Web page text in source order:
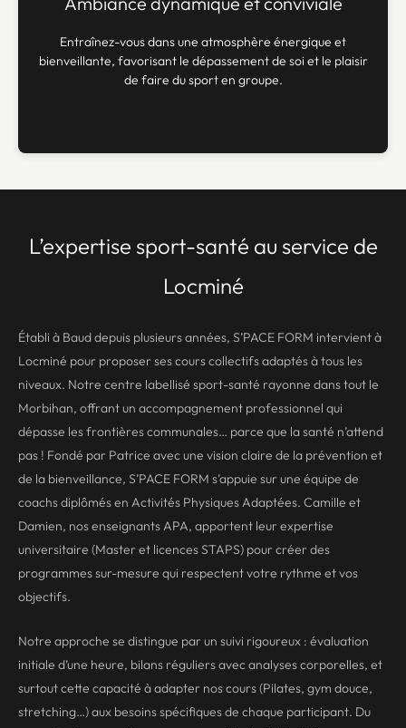
Entraînez-vous dans une atmosphère énergique et
bienveillante, favorisant le dépassement de soi et le plaisir
de faire du sport en groupe.
L’expertise sport-santé au service de
Locminé
Établi à Baud depuis plusieurs années, S’PACE FORM intervient à
Locminé pour proposer sescours collectifsadaptés à tous les
niveaux. Notre centre labellisé sport-santé rayonne dans tout le
Morbihan, offrant un accompagnement professionnel qui
dépasse les frontières communales… parce que la santé n’attend
pas ! Fondé par Patrice avec une vision claire de la prévention et
de la bienveillance, S’PACE FORM s’appuie sur une équipe de
coachs diplômés en Activités Physiques Adaptées. Camille et
Damien, nos enseignants APA, apportent leur expertise
universitaire (Master et licences STAPS) pour créer des
programmes sur-mesure qui respectent votre rythme et vos
objectifs.
Notre approche se distingue par un suivi rigoureux : évaluation
initiale d’une heure, bilans réguliers avec analyses corporelles, et
surtout cette capacité à adapter nos cours (Pilates, gym douce,
stretching…) aux besoins spécifiques de chaque participant. Du